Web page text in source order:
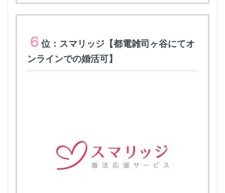
６ 位：スマリッジ【都電雑司ヶ谷にてオ
ンラインでの婚活可】